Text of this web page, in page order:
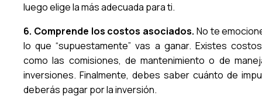
luego elige la más adecuada para ti.
6. Comprende los costos asociados. No te
lo que “supuestamente” vas a ganar. Existes
como las comisiones, de mantenimiento o de
inversiones. Finalmente, debes saber cuánto de
deberás pagar por la inversión.